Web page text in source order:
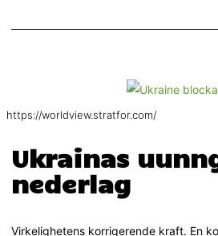
https://worldview.stratfor.com/
Ukrainas
nederlag
Virkelighetens korrigerende kraft. En